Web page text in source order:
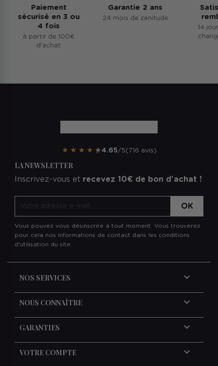
Paiement
sécurisé en 3 ou
4 fois
à partir de 100€
d'achat
Garantie 2 ans
24 mois de zenitude
14
★ ★ ★ ★ ★4.65/5(716 avis)
LA NEWSLETTER
Inscrivez-vous et recevez 10€ de bon d'achat !
Vous pouvez vous désinscrire à tout moment. Vous trouverez
pour cela nos informations de contact dans les conditions
d'utilisation du site.
NOS SERVICES 
NOUS CONNAÎTRE 
GARANTIES 
VOTRE COMPTE 